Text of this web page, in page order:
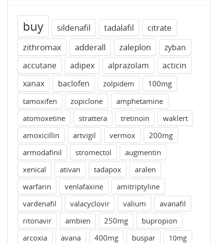
buy sildenafil tadalafil
citrate
zithromax
adderall zaleplon
zyban
accutane
adipex alprazolam
acticin
xanax
baclofen zolpidem
100mg
tamoxifen
zopiclone
amphetamine
atomoxetine
strattera tretinoin
waklert
amoxicillin
artvigil vermox
200mg
armodafinil
stromectol
augmentin
xenical
ativan tadapox
aralen
warfarin
venlafaxine
amitriptyline
vardenafil
valacyclovir valium
avanafil
ritonavir
ambien 250mg
bupropion
arcoxia
avana 400mg buspar
10mg